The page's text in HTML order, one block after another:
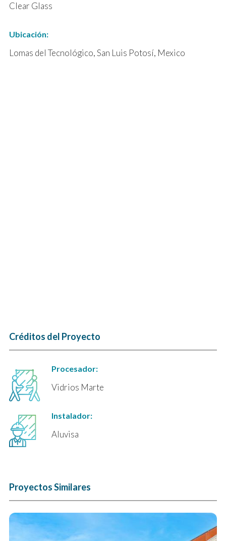
Clear Glass
Ubicación:
Lomas del Tecnológico, San Luis Potosí, Mexico
Créditos del Proyecto
Procesador:
Vidrios Marte
Instalador:
Aluvisa
Proyectos Similares